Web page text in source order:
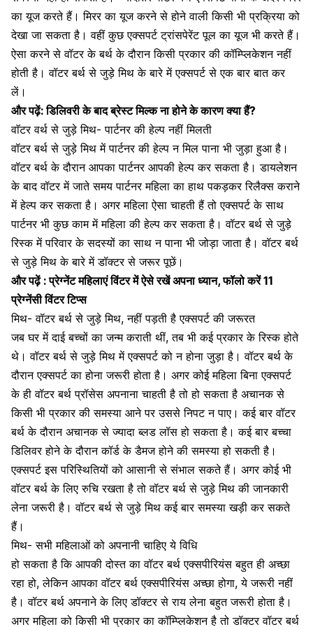
का यूज करते हैं। मिरर का यूज करने से होने वाली किसी भी प्रक्रिया को
देखा जा सकता है। वहीं कुछ एक्सपर्ट ट्रांसपेरेंट पूल का यूज भी करते हैं।
ऐसा करने सेवॉटर के बर्थ के दौरानकिसी प्रकार की कॉम्प्लिकेशन नहीं
होती है। वॉटर बर्थ से जुड़े मिथ के बारे में एक्सपर्ट से एक बार बात कर
लें।
और पढ़ें:डिलिवरी के बाद ब्रेस्ट मिल्क ना होने के कारण क्या हैं?
वाॅटर वर्थ से जुड़े मिथ- पार्टनर की हेल्प नहीं मिलती
वॉटर बर्थ से जुड़े मिथ में पार्टनर की हेल्प न मिल पाना भी जुड़ा हुआ है।
वॉटर बर्थ के दौरान आपका पार्टनर आपकी हेल्प कर सकता है। डायलेशन
के बाद वॉटर में जाते समय पार्टनर महिला का हाथ पकड़कर रिलैक्स कराने
में हेल्प कर सकता है। अगर महिला ऐसा चाहती हैं तो एक्सपर्ट के साथ
पार्टनर भी कुछ काम में महिला की हेल्प कर सकता है।वॉटर बर्थ से जुड़े
रिस्कमें परिवार के सदस्यों का साथ न पाना भी जोड़ा जाता है। वॉटर बर्थ
से जुड़े मिथ के बारे में डॉक्टर से जरूर पूछें।
और पढ़ें :प्रेग्नेंट महिलाएं विंटर में ऐसे रखें अपना ध्यान, फॉलो करें 11
प्रेग्नेंसी विंटर टिप्स
मिथ- वॉटर बर्थ से जुड़े मिथ, नहीं पड़ती है एक्सपर्ट की जरूरत
जब घर में दाई बच्चों का जन्म कराती थीं, तब भी कई प्रकार के रिस्क होते
थे। वॉटर बर्थ से जुड़े मिथ में एक्सपर्ट को न होना जुड़ा है। वॉटर बर्थ के
दौरान एक्सपर्ट का होना जरूरी होता है। अगर कोई महिला बिना एक्सपर्ट
के ही वॉटर बर्थ प्रॉसेस अपनाना चाहती है तो हो सकता है अचानक से
किसी भी प्रकार की समस्या आने पर उससे निपट न पाए। कई बार वॉटर
बर्थ के दौरान अचानक से ज्यादा ब्लड लॉस हो सकता है। कई बार बच्चा
डिलिवर होने के दौरान कॉर्ड के डैमज होने की समस्या हो सकती है।
एक्सपर्ट इस परिस्थितियों को आसानी से संभाल सकते हैं। अगर कोई भी
वॉटर बर्थ के लिए रुचि रखता है तो वॉटर बर्थ से जुड़े मिथ की जानकारी
लेना जरूरी है। वॉटर बर्थ से जुड़े मिथ कई बार समस्या खड़ी कर सकते
हैं।
मिथ- सभी महिलाओं को अपनानी चाहिए ये विधि
हो सकता है कि आपकी दोस्त का वॉटर बर्थ एक्सपीरियंस बहुत ही अच्छा
रहा हो, लेकिन आपका वॉटर बर्थ एक्सपीरियंस अच्छा होगा, ये जरूरी नहीं
है। वॉटर बर्थ अपनाने के लिए डॉक्टर से राय लेना बहुत जरूरी होता है।
अगर महिला को किसी भी प्रकार का कॉम्प्लिकेशन है तो डॉक्टर वॉटर बर्थ